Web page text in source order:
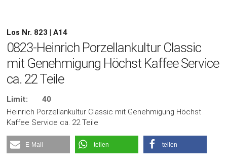
Los Nr. 823 | A14
0823-Heinrich Porzellankultur Classic
mit Genehmigung Höchst Kaffee Service
ca. 22 Teile
Limit:
40
Heinrich Porzellankultur Classic mit Genehmigung Höchst
Kaffee Service ca. 22 Teile
E-Mail teilen teilen